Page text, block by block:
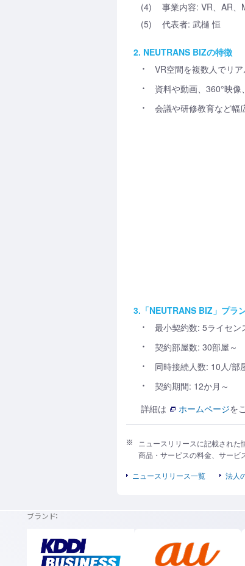
(4)
事業内容: VR、AR
(5)
代表者: 武樋 恒
2. NEUTRANS BIZの特徴
VR空間を複数人でリ
資料や動画、360°映
会議や研修教育など幅
3.「NEUTRANS BIZ」プラ
最小契約数: 5ライセン
契約部屋数: 30部屋～
同時接続人数: 10人/部
契約期間: 12か月～
詳細は
ホームページを
ニュースリリースに記載された
商品・サービスの料金、サービ
ニュースリリース一覧
法人
ブランド
新規ウィンドウで開く 新規ウィンド